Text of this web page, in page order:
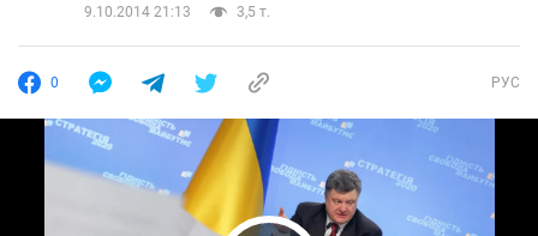
9.10.2014 21:13
3,5 т.
0 РУС